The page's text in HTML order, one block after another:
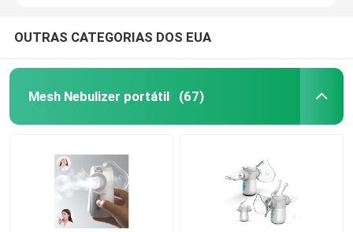
OUTRAS CATEGORIAS DOS EUA
Mesh Nebulizer portátil (67)